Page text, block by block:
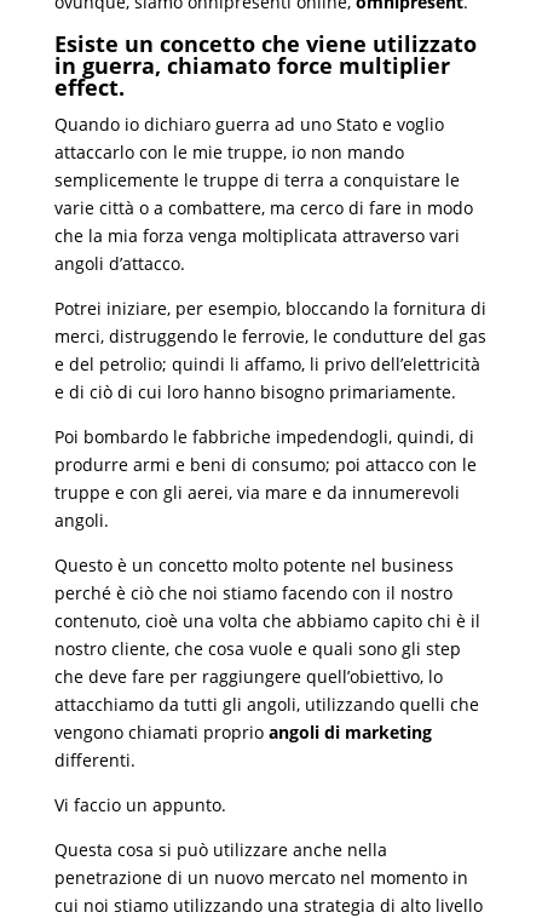
Esiste un concetto che viene utilizzato
in guerra, chiamato force multiplier
effect.
Quando io dichiaro guerra ad uno Stato e voglio
attaccarlo con le mie truppe, io non mando
semplicemente le truppe di terra a conquistare le
varie città o a combattere, ma cerco di fare in modo
che la mia forza venga moltiplicata attraverso vari
angoli d’attacco.
Potrei iniziare, per esempio, bloccando la fornitura di
merci, distruggendo le ferrovie, le condutture del gas
e del petrolio; quindi li affamo, li privo dell’elettricità
e di ciò di cui loro hanno bisogno primariamente.
Poi bombardo le fabbriche impedendogli, quindi, di
produrre armi e beni di consumo; poi attacco con le
truppe e con gli aerei, via mare e da innumerevoli
angoli.
Questo è un concetto molto potente nel business
perché è ciò che noi stiamo facendo con il nostro
contenuto, cioè una volta che abbiamo capito chi è il
nostro cliente, che cosa vuole e quali sono gli step
che deve fare per raggiungere quell’obiettivo, lo
attacchiamo da tutti gli angoli, utilizzando quelli che
vengono chiamati proprio angoli di marketing
differenti.
Vi faccio un appunto.
Questa cosa si può utilizzare anche nella
penetrazione di un nuovo mercato nel momento in
cui noi stiamo utilizzando una strategia di alto livello